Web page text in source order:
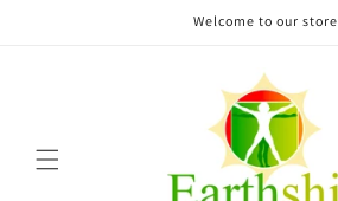
Welcome to our store